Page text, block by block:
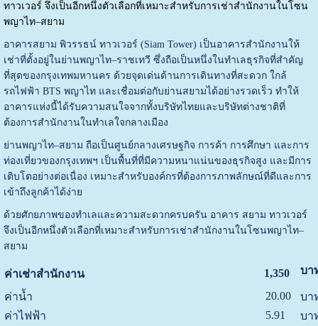
ทาวเวอร์ จึงเป็นอีกหนึ่งตัวเลือกที่เหมาะสำหรับการเช่าสำนักงานในโซน
พญาไท–สยาม
อาคารสยาม พิวรรธน์ ทาวเวอร์ (Siam Tower) เป็นอาคารสำนักงานให้
เช่าที่ตั้งอยู่ในย่านพญาไท–ราชเทวี ซึ่งถือเป็นหนึ่งในทำเลธุรกิจที่สำคัญ
ที่สุดของกรุงเทพมหานคร ด้วยจุดเด่นด้านการเดินทางที่สะดวก ใกล้
รถไฟฟ้า BTS พญาไท และเชื่อมต่อกับย่านสยามได้อย่างรวดเร็ว ทำให้
อาคารแห่งนี้ได้รับความสนใจจากทั้งบริษัทไทยและบริษัทต่างชาติที่
ต้องการสำนักงานในทำเลใจกลางเมือง
ย่านพญาไท–สยาม ถือเป็นศูนย์กลางเศรษฐกิจ การค้า การศึกษา และการ
ท่องเที่ยวของกรุงเทพฯ เป็นพื้นที่ที่มีความหนาแน่นของธุรกิจสูง และมีการ
เติบโตอย่างต่อเนื่อง เหมาะสำหรับองค์กรที่ต้องการภาพลักษณ์ที่ดีและการ
เข้าถึงลูกค้าได้ง่าย
ด้วยศักยภาพของทำเลและความสะดวกครบครัน อาคาร สยาม ทาวเวอร์
จึงเป็นอีกหนึ่งตัวเลือกที่เหมาะสำหรับการเช่าสำนักงานในโซนพญาไท–
สยาม
ค่าเช่าสำนักงาน 1,350 บา
ค่าน้ำ 20.00
บา
ค่าไฟฟ้า
5.91
บา